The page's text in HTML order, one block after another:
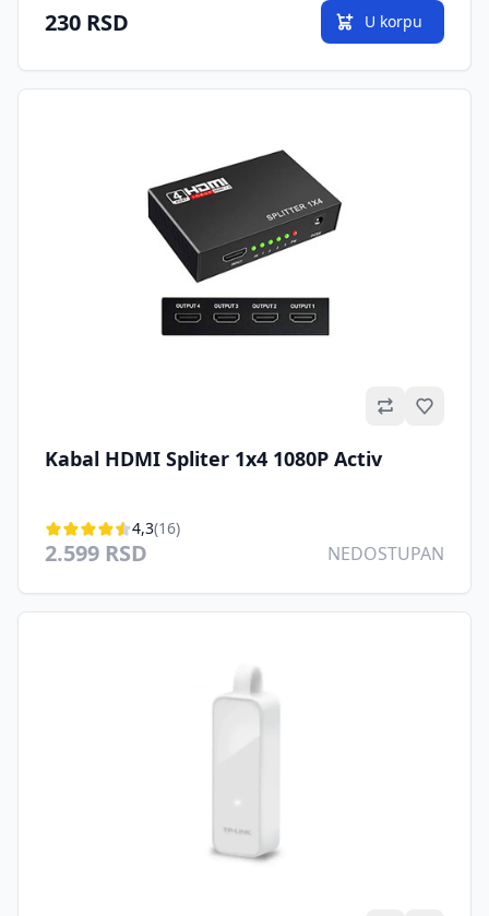
230 RSD U korpu
Kabal HDMI Spliter 1x4 1080P Activ
4,3(16)
2.599 RSD NEDOSTUPAN